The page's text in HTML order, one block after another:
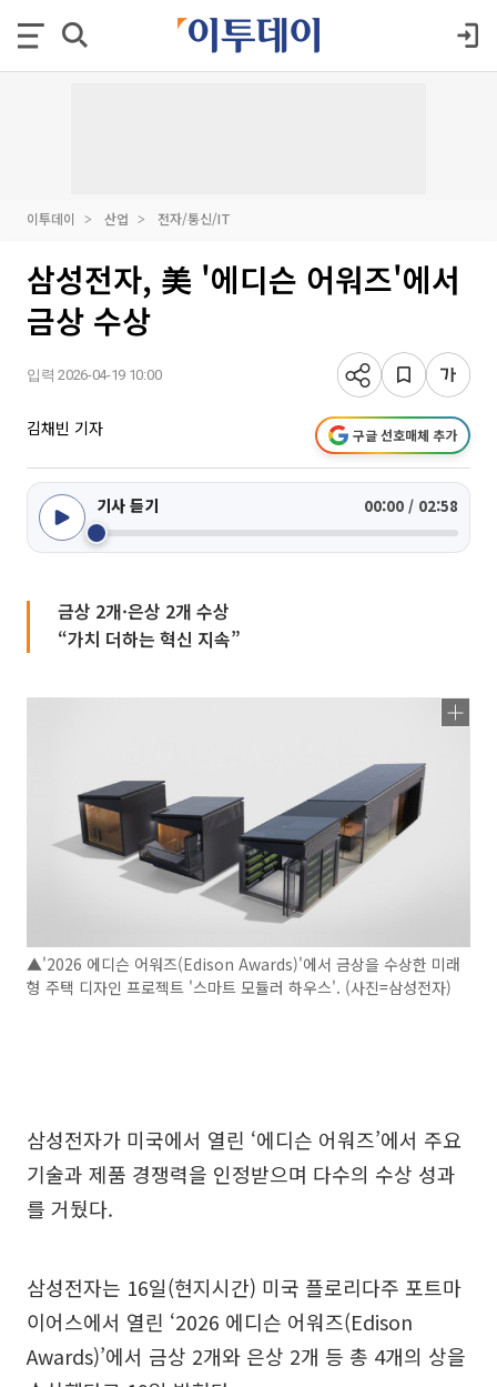
이투데이 산업 전자/통신/IT
삼성전자, 美 '에디슨 어워즈'에서
금상 수상
입력 2026-04-19 10:00
김채빈 기자 구글 선호매체 추가
기사 듣기 00:00 / 02:58
금상 2개·은상 2개 수상
“가치 더하는 혁신 지속”
▲'2026 에디슨 어워즈(Edison Awards)'에서 금상을 수상한 미래
형 주택 디자인 프로젝트 '스마트 모듈러 하우스'. (사진=삼성전자)
삼성전자가 미국에서 열린 ‘에디슨 어워즈’에서 주요
기술과 제품 경쟁력을 인정받으며 다수의 수상 성과
를 거뒀다.
삼성전자는 16일(현지시간) 미국 플로리다주 포트마
이어스에서 열린 ‘2026 에디슨 어워즈(Edison
Awards)’에서 금상 2개와 은상 2개 등 총 4개의 상을